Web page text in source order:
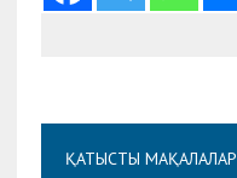
ҚАТЫСТЫ МАҚАЛАЛАР